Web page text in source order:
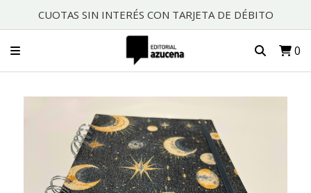
CUOTAS SIN INTERÉS CON TARJETA DE DÉBITO
0